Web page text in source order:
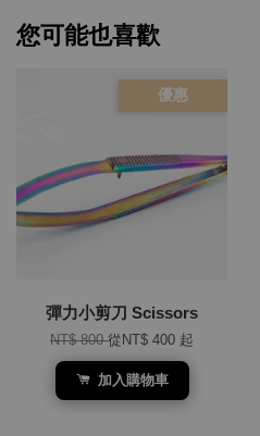
您可能也喜歡
優惠
彈力小剪刀 Scissors
NT$ 800從 NT$ 400 起
加入購物車